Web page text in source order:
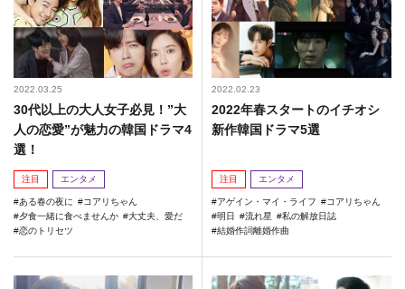
2022.03.25
30代以上の大人女子必見！”大
人の恋愛”が魅力の韓国ドラマ4
選！
注目 エンタメ
ある春の夜に
コアリちゃん
夕食一緒に食べませんか
大丈夫、愛だ
恋のトリセツ
2022.02.23
2022年春スタートのイチオシ
新作韓国ドラマ5選
注目 エンタメ
アゲイン・マイ・ライフ
コアリちゃん
明日
流れ星
私の解放日誌
結婚作詞離婚作曲